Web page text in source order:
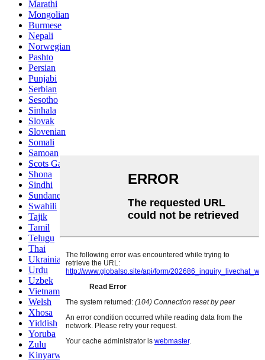
Marathi
Mongolian
Burmese
Nepali
Norwegian
Pashto
Persian
Punjabi
Serbian
Sesotho
Sinhala
Slovak
Slovenian
Somali
Samoan
Scots Gaelic
Shona
Sindhi
Sundanese
Swahili
Tajik
Tamil
Telugu
Thai
Ukrainian
Urdu
Uzbek
Vietnamese
Welsh
Xhosa
Yiddish
Yoruba
Zulu
Kinyarwanda